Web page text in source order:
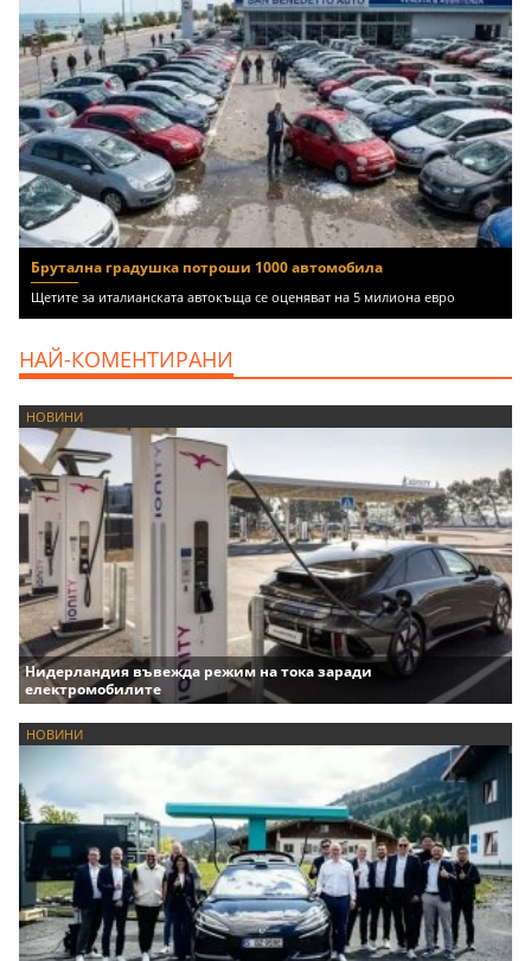
Брутална градушка потроши 1000 автомобила
Щетите за италианската автокъща се оценяват на 5 милиона евро
НАЙ-КОМЕНТИРАНИ
НОВИНИ
Нидерландия въвежда режим на тока заради
електромобилите
НОВИНИ